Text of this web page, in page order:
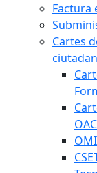
Factura
Cartes
OAC